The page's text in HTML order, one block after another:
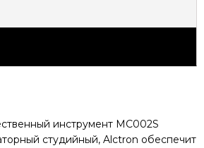
инструмент MC002S
студийный, Alctron обеспечит